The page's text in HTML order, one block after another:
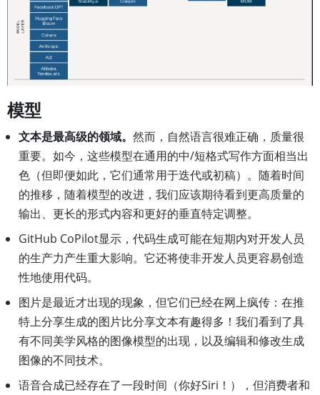
模型
文本是最高级的领域。 然而，自然语言很难正确，质量很
重要。如今，这些模型在通用的中/短格式写作方面相当出
色（但即便如此，它们通常用于迭代或初稿）。随着时间
的推移，随着模型的改进，我们应该期待看到更高质量的
输出、更长的形式内容和更好的垂直特定调整。
GitHub CoPilot显示，代码生成可能在短期内对开发人员
的生产力产生重大影响。它还将使非开发人员更容易创造
性地使用代码。
图片是最近才出现的现象，但它们已经在网上疯传：在推
特上分享生成的图片比分享文本有趣得多！我们看到了具
有不同美学风格的图像模型的出现，以及编辑和修改生成
图像的不同技术。
语音合成已经存在了一段时间（你好Siri！），但消费者和